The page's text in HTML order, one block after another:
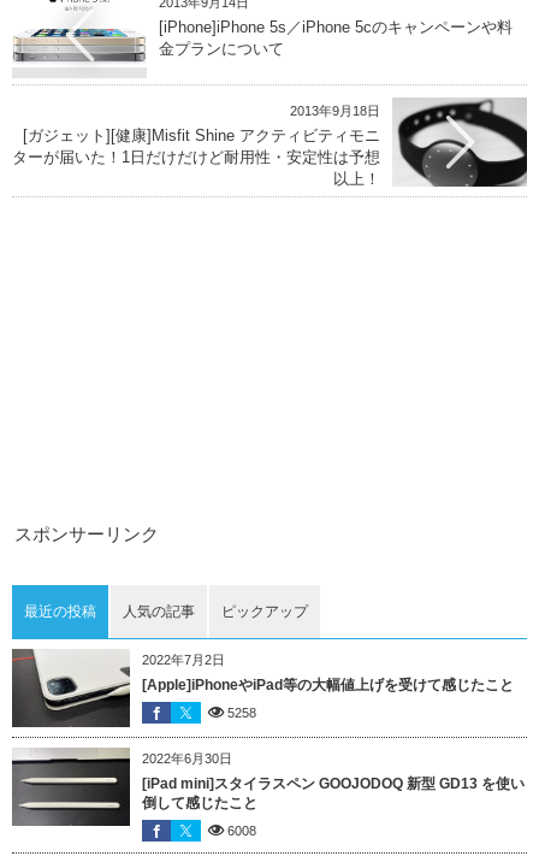
[iPhone]iPhone 5s／iPhone 5cのキャンペーンや料
金プランについて
2013年9月18日
[ガジェット][健康]Misfit Shine アクティビティモニ
ターが届いた！1日だけだけど耐用性・安定性は予想
以上！
スポンサーリンク
最近の投稿 人気の記事 ピックアップ
2022年7月2日
[Apple]iPhoneやiPad等の大幅値上げを受けて感じたこと
5258
2022年6月30日
[iPad mini]スタイラスペン GOOJODOQ 新型 GD13 を使い
倒して感じたこと
6008